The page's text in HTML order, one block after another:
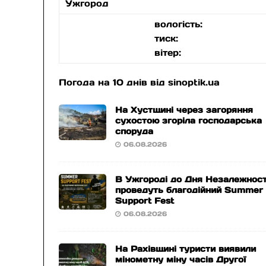
Ужгород
вологість:
тиск:
вітер:
Погода на 10 днів відsinoptik.ua
На Хустщині через загоряння
сухостою згоріла господарська
споруда
06.08.2026
В Ужгороді до Дня
проведуть благодійний Summer
Support Fest
06.08.2026
На Рахівщині туристи виявили
мінометну міну часів Другої